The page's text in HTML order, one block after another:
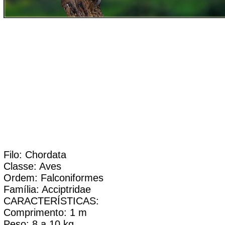
Filo: Chordata
Classe: Aves
Ordem: Falconiformes
Família: Acciptridae
CARACTERÍSTICAS:
Comprimento: 1 m